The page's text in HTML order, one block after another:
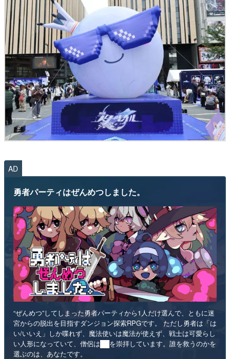
AD
勇者パーティはぜんめつしました。
“ぜんめつ”してしまった勇者パーティから1人だけ選んで、ともに迷
宮からの脱出を目指すダンジョン探索RPGです。 ただし勇者は「は
い/いいえ」しか喋れず、魔法使いは魔法が使えず、戦士は可愛らし
い人形になっていて、僧侶は██を崇拝しています。誰を救うのかを
選ぶのは、あなたです。